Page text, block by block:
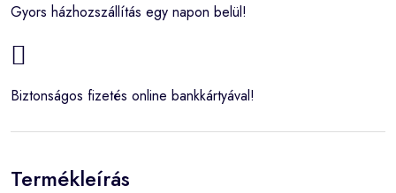
Gyors házhozszállítás egy napon belül!
Biztonságos fizetés online bankkártyával!
Termékleírás